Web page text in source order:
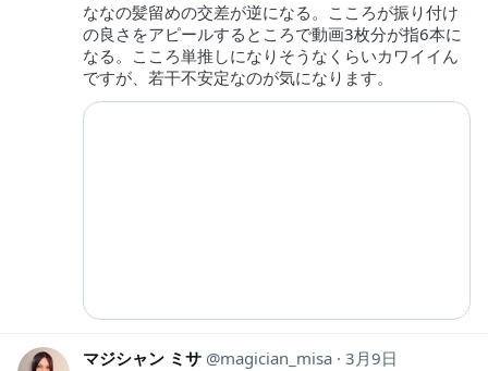
ななの髪留めの交差が逆になる。こころが振り付け
の良さをアピールするところで動画3枚分が指6本に
なる。こころ単推しになりそうなくらいカワイイん
ですが、若干不安定なのが気になります。
マジシャン ミサ magician_misa 3月9日